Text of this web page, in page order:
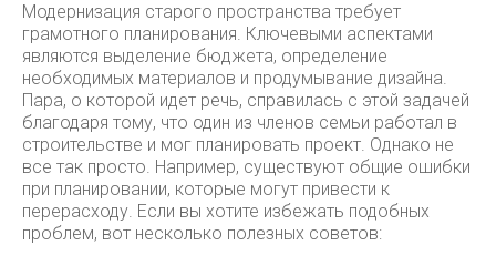
Модернизация старого пространства требует
грамотного планирования. Ключевыми аспектами
являются выделение бюджета, определение
необходимых материалов и продумывание дизайна.
Пара, о которой идет речь, справилась с этой задачей
благодаря тому, что один из членов семьи работал в
строительстве и мог планировать проект. Однако не
все так просто. Например, существуют общие ошибки
при планировании, которые могут привести к
перерасходу. Если вы хотите избежать подобных
проблем, вот несколько полезных советов: